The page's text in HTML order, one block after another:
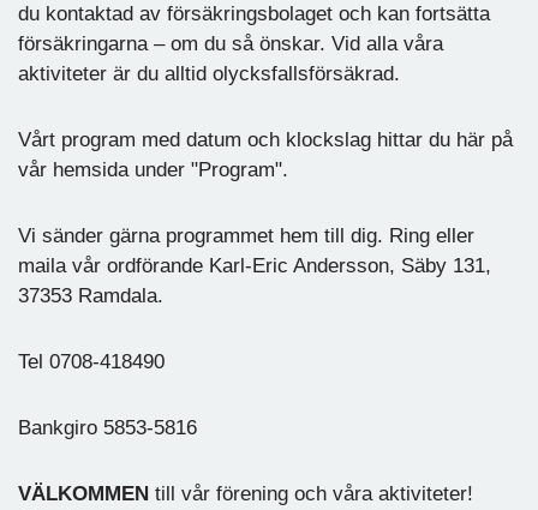
du kontaktad av försäkringsbolaget och kan fortsätta
försäkringarna – om du så önskar. Vid alla våra
aktiviteter är du alltid olycksfallsförsäkrad.
Vårt program med datum och klockslag hittar du här på
vår hemsida under "Program".
Vi sänder gärna programmet hem till dig. Ring eller
maila vår ordförande Karl-Eric Andersson, Säby 131,
37353 Ramdala.
Tel 0708-418490
Bankgiro 5853-5816
VÄLKOMMEN till vår förening och våra aktiviteter!